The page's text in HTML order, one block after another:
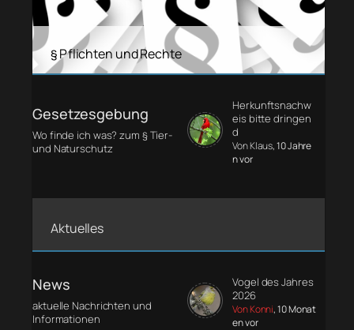
§ Pflichten und Rechte
Gesetzesgebung
Wo finde ich was? zum § Tier-
und Naturschutz
Herkunftsnachw
eis bitte dringen
d
Von Klaus, 10 Jahre
n vor
Aktuelles
News
aktuelle Nachrichten und
Informationen
Vogel des Jahres
2026
Von Konni, 10 Monat
en vor